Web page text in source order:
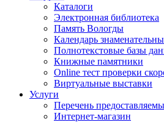
Каталоги
Электронная библиотека
Память Вологды
Календарь
Полнотекстовые базы
Книжные памятники
Online тест проверки
Виртуальные выставки
Услуги
Перечень
Интернет-магазин